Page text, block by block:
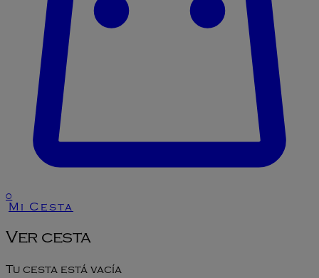
0
Mi Cesta
Ver cesta
Tu cesta está vacía